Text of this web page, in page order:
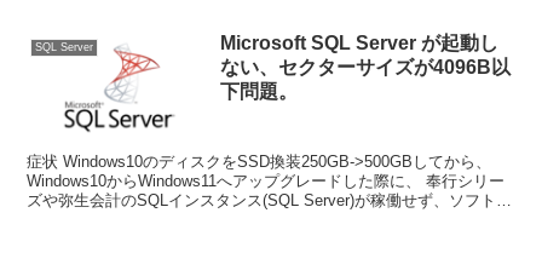
SQL Server
Microsoft SQL Server が起動し
ない、セクターサイズが4096B以
下問題。
症状 Windows10のディスクをSSD換装250GB->500GBしてから、
Windows10からWindows11へアップグレードした際に、 奉行シリー
ズや弥生会計のSQLインスタンス(SQL Server)が稼働せず、ソフト本